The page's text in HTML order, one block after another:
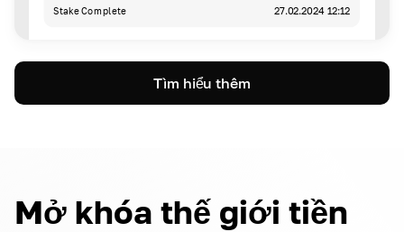
Stake Complete
27.02.2024 12:12
Tìm hiểu thêm
Mở khóa thế giới tiền